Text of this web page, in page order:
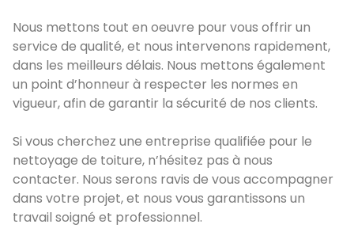
Nous mettons tout en oeuvre pour vous offrir un
service de qualité, et nous intervenons rapidement,
dans les meilleurs délais. Nous mettons également
un point d’honneur à respecter les normes en
vigueur, afin de garantir la sécurité de nos clients.
Si vous cherchez une entreprise qualifiée pour le
nettoyage de toiture, n’hésitez pas à nous
contacter. Nous serons ravis de vous accompagner
dans votre projet, et nous vous garantissons un
travail soigné et professionnel.